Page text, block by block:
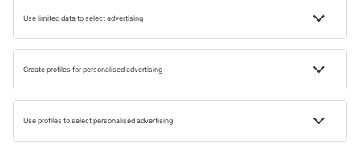
Nyaralás Törökországban